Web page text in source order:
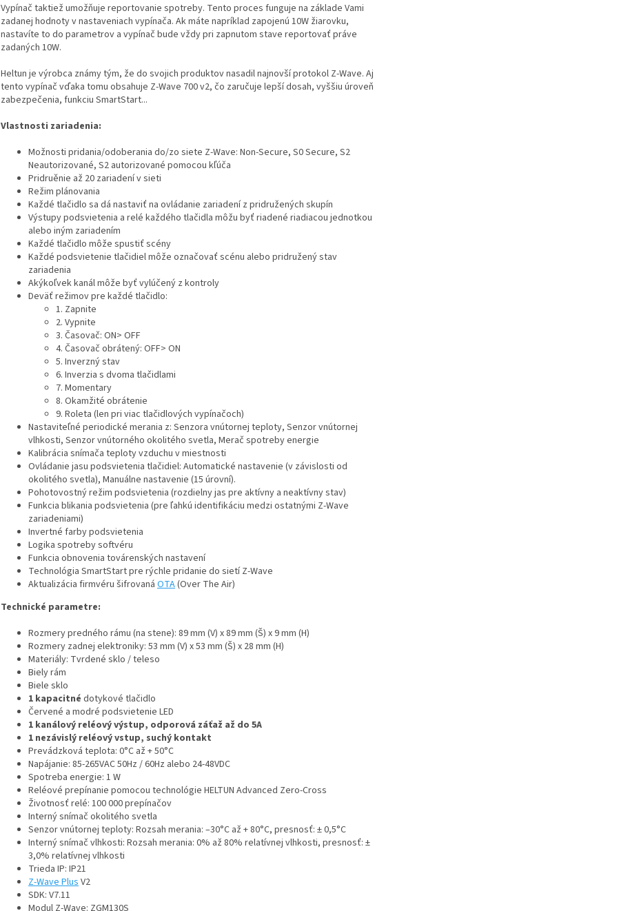
Vypínač taktiež umožňuje reportovanie spotreby. Tento proces funguje na základe Vami
zadanej hodnoty v nastaveniach vypínača. Ak máte napríklad zapojenú 10W žiarovku,
nastavíte to do parametrov a vypínač bude vždy pri zapnutom stave reportovať práve
zadaných 10W.
Heltun je výrobca známy tým, že do svojich produktov nasadil najnovší protokol Z-Wave. Aj
tento vypínač vďaka tomu obsahuje Z-Wave 700 v2, čo zaručuje lepší dosah, vyššiu úroveň
zabezpečenia, funkciu SmartStart...
Vlastnosti zariadenia:
Možnosti pridania/odoberania do/zo siete Z-Wave: Non-Secure, S0 Secure, S2
Neautorizované, S2 autorizované pomocou kľúča
Pridruěnie až 20 zariadení v sieti
Režim plánovania
Každé tlačidlo sa dá nastaviť na ovládanie zariadení z pridružených skupín
Výstupy podsvietenia a relé každého tlačidla môžu byť riadené riadiacou jednotkou
alebo iným zariadením
Každé tlačidlo môže spustiť scény
Každé podsvietenie tlačidiel môže označovať scénu alebo pridružený stav
zariadenia
Akýkoľvek kanál môže byť vylúčený z kontroly
Deväť režimov pre každé tlačidlo:
1. Zapnite
2. Vypnite
3. Časovač: ON> OFF
4. Časovač obrátený: OFF> ON
5. Inverzný stav
6. Inverzia s dvoma tlačidlami
7. Momentary
8. Okamžité obrátenie
9. Roleta (len pri viac tlačidlových vypínačoch)
Nastaviteľné periodické merania z: Senzora vnútornej teploty, Senzor vnútornej
vlhkosti, Senzor vnútorného okolitého svetla, Merač spotreby energie
Kalibrácia snímača teploty vzduchu v miestnosti
Ovládanie jasu podsvietenia tlačidiel: Automatické nastavenie (v závislosti od
okolitého svetla), Manuálne nastavenie (15 úrovní).
Pohotovostný režim podsvietenia (rozdielny jas pre aktívny a neaktívny stav)
Funkcia blikania podsvietenia (pre ľahkú identifikáciu medzi ostatnými Z-Wave
zariadeniami)
Invertné farby podsvietenia
Logika spotreby softvéru
Funkcia obnovenia továrenských nastavení
Technológia SmartStart pre rýchle pridanie do sietí Z-Wave
Aktualizácia firmvéru šifrovaná OTA(Over The Air)
Technické parametre:
Rozmery predného rámu (na stene): 89 mm (V) x 89 mm (Š) x 9 mm (H)
Rozmery zadnej elektroniky: 53 mm (V) x 53 mm (Š) x 28 mm (H)
Materiály: Tvrdené sklo / teleso
Biely rám
Biele sklo
1 kapacitné dotykové tlačidlo
Červené a modré podsvietenie LED
1 kanálový reléový výstup, odporová záťaž až do 5A
1 nezávislý reléový vstup, suchý kontakt
Prevádzková teplota: 0°C až + 50°С
Napájanie: 85-265VAC 50Hz / 60Hz alebo 24-48VDC
Spotreba energie: 1 W
Reléové prepínanie pomocou technológie HELTUN Advanced Zero-Cross
Životnosť relé: 100 000 prepínačov
Interný snímač okolitého svetla
Senzor vnútornej teploty: Rozsah merania: –30°C až + 80°C, presnosť: ± 0,5°C
Interný snímač vlhkosti: Rozsah merania: 0% až 80% relatívnej vlhkosti, presnosť: ±
3,0% relatívnej vlhkosti
Trieda IP: IP21
Z-Wave Plus V2
SDK: V7.11
Modul Z-Wave: ZGM130S